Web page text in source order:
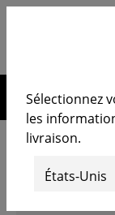
Sélectionnez
les
livraison.